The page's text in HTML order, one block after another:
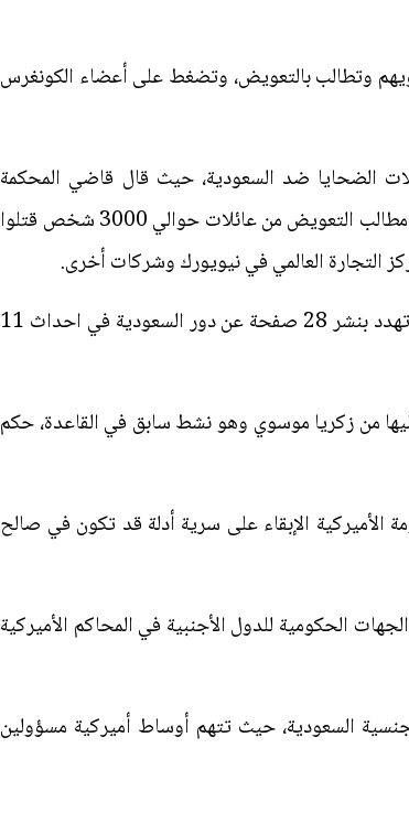
وتطالب بالتعويض، وتضغط على أعضاء الكونغرس
2015 دعوى قضائية أقامتها عائلات الضحايا ضد السعودية، حيث قال قاضي المحكمة
الجزائية الأميركية في مانهاتن حينها جورج دانيلز، إن السعودية لديها حصانة سيادية من مطالب التعويض من عائلات حوالي 3000 شخص قتلوا
التجارة العالمي في نيويورك وشركات أخرى.
وإذا أقر مشروع قانون 11/سبتمبر، فسترفع الحصانة السيادية عن السعودية. وواشنطن تهدد بنشر 28 صفحة عن دور السعودية في احداث 11
من زكريا موسوي وهو نشط سابق في القاعدة، حكم
الإبقاء على سرية أدلة قد تكون في صالح
يعود إلى عام 1976 يقضي بعدم محاكمة الجهات الحكومية للدول الأجنبية في المحاكم الأميركية
غالبيتهم من الجنسية السعودية، حيث تتهم أوساط أميركية مسؤولين